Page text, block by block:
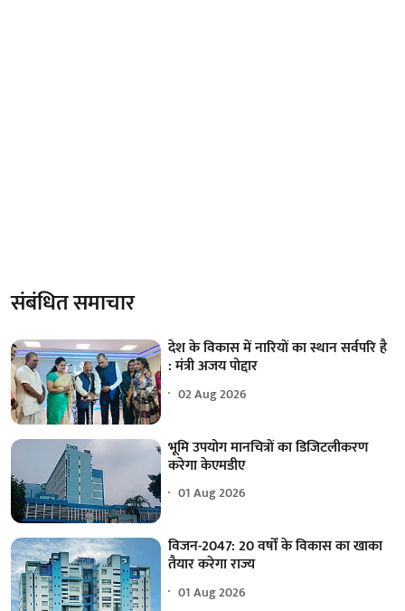
संबंधित समाचार
देश के विकास में नारियों का स्थान सर्वपरि है
: मंत्री अजय पोद्दार
02 Aug 2026
भूमि उपयोग मानचित्रों का डिजिटलीकरण
करेगा केएमडीए
01 Aug 2026
विजन-2047: 20 वर्षों के विकास का खाका
तैयार करेगा राज्य
01 Aug 2026